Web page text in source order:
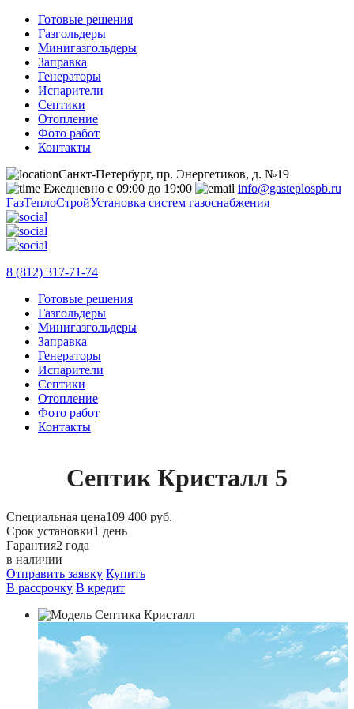
Готовые решения
Газгольдеры
Минигазгольдеры
Заправка
Генераторы
Испарители
Септики
Отопление
Фото работ
Контакты
Санкт-Петербург, пр. Энергетиков, д. №19
Ежедневно с 09:00 до 19:00
info@gasteplospb.ru
ГазТеплоСтройУстановка систем газоснабжения
8 (812) 317-71-74
Готовые решения
Газгольдеры
Минигазгольдеры
Заправка
Генераторы
Испарители
Септики
Отопление
Фото работ
Контакты
Септик Кристалл 5
Специальная цена109 400 руб.
Срок установки1 день
Гарантия2 года
в наличии
Отправить заявку Купить
В рассрочку В кредит